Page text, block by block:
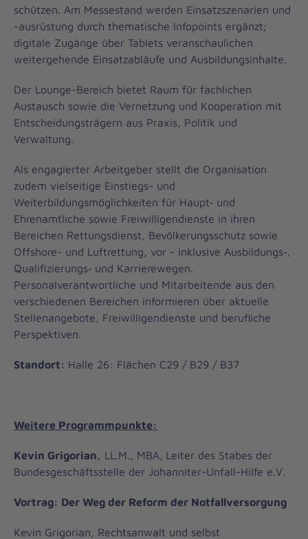
schützen. Am Messestand werden Einsatzszenarien und
-ausrüstung durch thematische Infopoints ergänzt;
digitale Zugänge über Tablets veranschaulichen
weitergehende Einsatzabläufe und Ausbildungsinhalte.
Der Lounge-Bereich bietet Raum für fachlichen
Austausch sowie die Vernetzung und Kooperation mit
Entscheidungsträgern aus Praxis, Politik und
Verwaltung.
Als engagierter Arbeitgeber stellt die Organisation
zudem vielseitige Einstiegs- und
Weiterbildungsmöglichkeiten für Haupt‑ und
Ehrenamtliche sowie Freiwilligendienste in ihren
Bereichen Rettungsdienst, Bevölkerungsschutz sowie
Offshore- und Luftrettung, vor - inklusive Ausbildungs‑,
Qualifizierungs‑ und Karrierewegen.
Personalverantwortliche und Mitarbeitende aus den
verschiedenen Bereichen informieren über aktuelle
Stellenangebote, Freiwilligendienste und berufliche
Perspektiven.
Standort: Halle 26: Flächen C29 / B29 / B37
Weitere Programmpunkte:
Kevin Grigorian, LL.M., MBA,
Leiter des Stabes der
Bundesgeschäftsstelle der Johanniter-Unfall-Hilfe e.V.
Vortrag: Der Weg der Reform der Notfallversorgung
Kevin Grigorian, Rechtsanwalt und selbst